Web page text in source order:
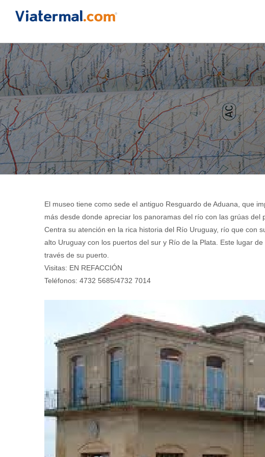
El museo tiene como sede el antiguo Resguardo de Aduana, que
más desde donde apreciar los panoramas del río con las grúas del
Centra su atención en la rica historia del Río Uruguay, río que con
alto Uruguay con los puertos del sur y Río de la Plata. Este lugar
través de su puerto.
Visitas: EN REFACCIÓN
Teléfonos: 4732 5685/4732 7014